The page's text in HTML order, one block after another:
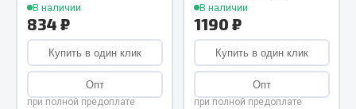
Манжеты
Паронит
Патрубки
Прокладки
Рукава высокого давления
В наличии
834 ₽
Купить в один клик
Опт
при полной предоплате
В наличии
1190 ₽
Купить в один клик
Опт
при полной предоплате